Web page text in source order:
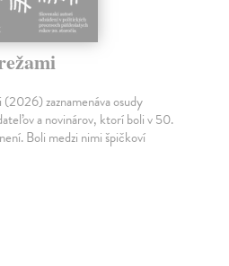
(2026) zaznamenáva osudy
a novinárov, ktorí boli v 50.
Boli medzi nimi špičkoví